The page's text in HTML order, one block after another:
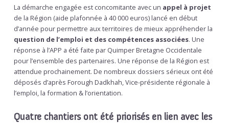
La démarche engagée est concomitante avec un appel à projet
de la Région (aide plafonnée à 40 000 euros) lancé en début
d’année pour permettre aux territoires de mieux appréhender la
question de l’emploi et des compétences associées. Une
réponse à l’APP a été faite par Quimper Bretagne Occidentale
pour l’ensemble des partenaires. Une réponse de la Région est
attendue prochainement. De nombreux dossiers sérieux ont été
déposés d’après Forough Dadkhah, Vice-présidente régionale à
l’emploi, la formation & l’orientation.
Quatre chantiers ont été priorisés en lien avec les